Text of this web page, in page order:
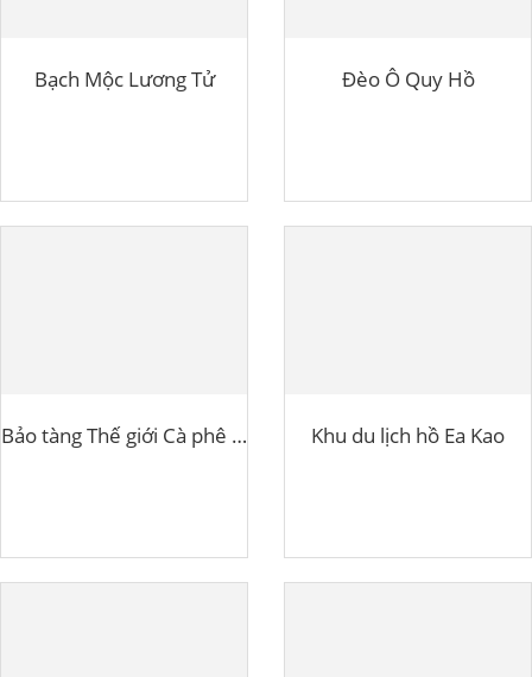
Bạch Mộc Lương Tử Đèo Ô Quy Hồ
Bảo tàng Thế giới Cà phê Buôn Ma Thuột Khu du lịch hồ Ea Kao